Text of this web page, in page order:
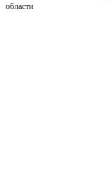
области